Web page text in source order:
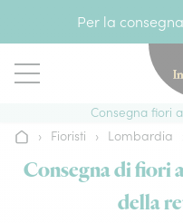
Per la
Consegna fiori
Home› Fioristi › Lombardia
Consegna di fiori
della